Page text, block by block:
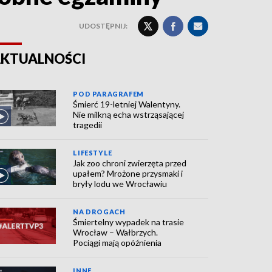
UDOSTĘPNIJ:
POD PARAGRAFEM
Śmierć 19-letniej Walentyny.
Nie milkną echa wstrząsającej
tragedii
LIFESTYLE
Jak zoo chroni zwierzęta przed
upałem? Mrożone przysmaki i
bryły lodu we Wrocławiu
NA DROGACH
Śmiertelny wypadek na trasie
Wrocław – Wałbrzych.
Pociągi mają opóźnienia